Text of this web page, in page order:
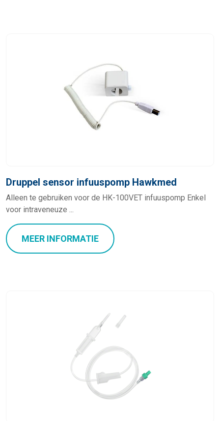
Druppel sensor infuuspomp Hawkmed
Alleen te gebruiken voor de HK-100VET infuuspomp Enkel
voor intraveneuze ...
MEER INFORMATIE